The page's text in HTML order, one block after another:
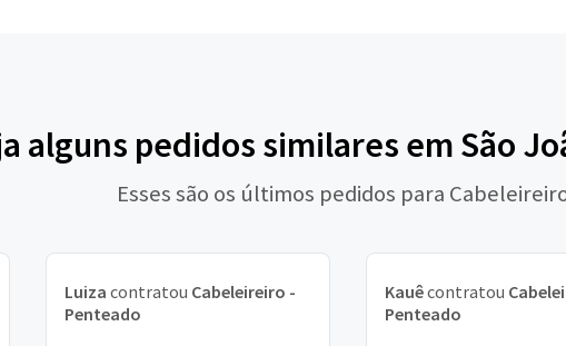
alguns pedidos similares em São
Esses são os últimos pedidos para
Luiza contratou Cabeleireiro -
Penteado
Kauêcontratou
Penteado